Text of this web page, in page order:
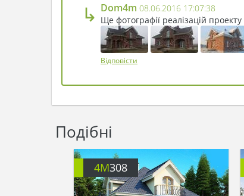
↳ Dom4m 08.06.2016 17:07:38
Ще фотографії реалізацій проекту
Відповісти
Подібні
4M308